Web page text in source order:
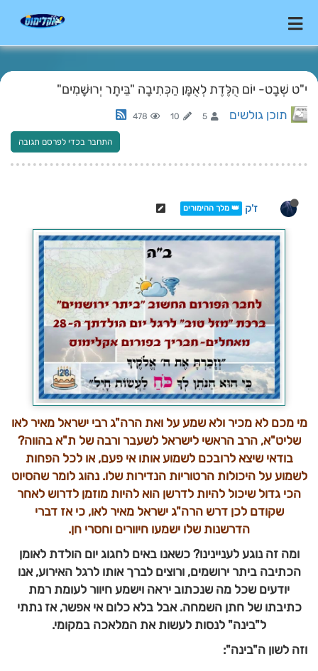
י"ט שְׁבָט- יוֹם הֻלֶּדֶת לְאֻמָּן הַכְּתִיבָה "בֵּיתָר יְרוּשָׁמִים"
תוכן גולשים 5
10
478
התחבר בכדי לפרסם תגובה
ז'ק 👑 מלך ההימורים
מי מכם לא מכיר ולא שמע על ואת הרה"ג רבי ישראל מאיר לאו
שליט"א, הרב הראשי לישראל לשעבר ורבה של ת"א בהווה?
בודאי שיצא לרובכם לשמוע אותו אי פעם, או לכל הפחות
לשמוע על היכולות הרטוריות הנדירות שלו. נהוג לומר שהסיוט
הכי גדול שיכול להיות לדרשן הוא להיות מוזמן לדרוש לאחר
שקודם לכן דרש הרה"ג ישראל מאיר לאו, כי אז דברי
הדרשנות שלו ישמעו חיוורים וחסרי חן.
ומה זה נוגע לעניינינו? כשאנו באים לחגוג יום הולדת לאומן
הכתיבה ביתר ירושמים, ורוצים לברך אותו לרגל האירוע, אנו
יודעים שכל מה שנכתוב יראה וישמע חיוור לעומת רמת
כתיבתו של חתן השמחה. אבל בלא כלום אי אפשר, אז נתתי
ל"בינה" לנסות לעשות את המלאכה במקומי.
וזה לשון ה"בינה":